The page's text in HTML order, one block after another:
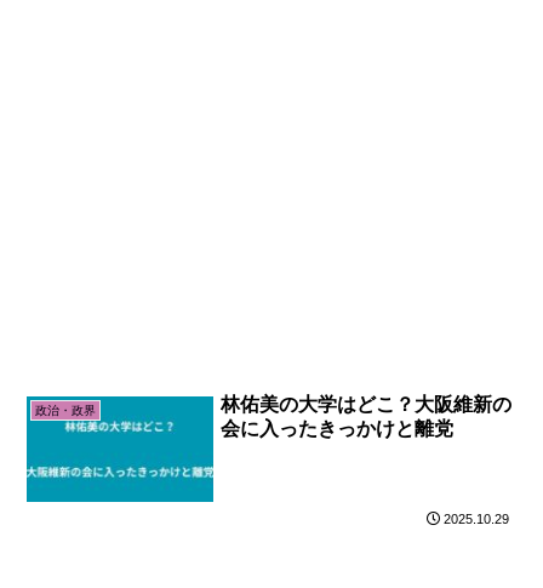
政治・政界
林佑美の大学はどこ？大阪維新の
会に入ったきっかけと離党
2025.10.29